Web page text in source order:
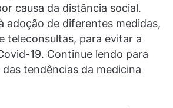
causa da distância social.
adoção de diferentes medidas,
teleconsultas, para evitar a
19. Continue lendo para
tendências da medicina